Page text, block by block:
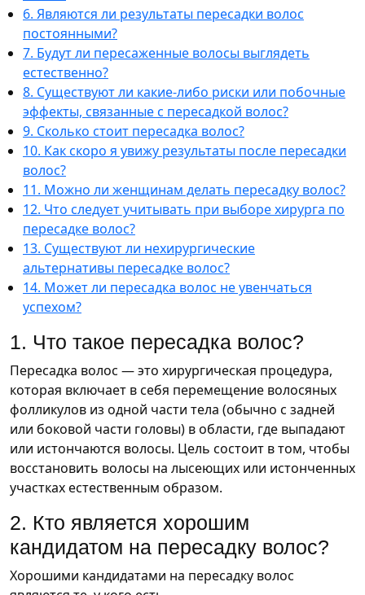
6. Являются ли результаты пересадки волос
постоянными?
7. Будут ли пересаженные волосы выглядеть
естественно?
8. Существуют ли какие-либо риски или побочные
эффекты, связанные с пересадкой волос?
9. Сколько стоит пересадка волос?
10. Как скоро я увижу результаты после пересадки
волос?
11. Можно ли женщинам делать пересадку волос?
12. Что следует учитывать при выборе хирурга по
пересадке волос?
13. Существуют ли нехирургические
альтернативы пересадке волос?
14. Может ли пересадка волос не увенчаться
успехом?
1. Что такое пересадка волос?
Пересадка волос — это хирургическая процедура,
которая включает в себя перемещение волосяных
фолликулов из одной части тела (обычно с задней
или боковой части головы) в области, где выпадают
или истончаются волосы. Цель состоит в том, чтобы
восстановить волосы на лысеющих или истонченных
участках естественным образом.
2. Кто является хорошим
кандидатом на пересадку волос?
Хорошими кандидатами на пересадку волос